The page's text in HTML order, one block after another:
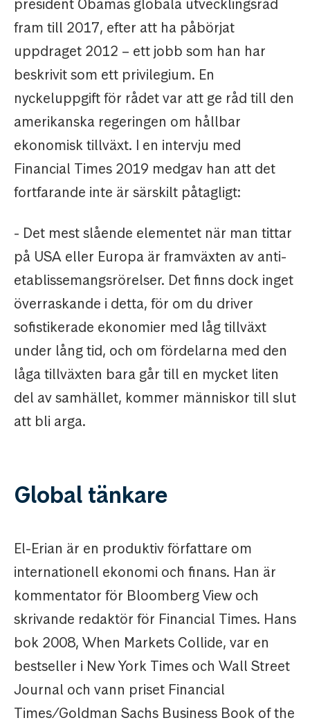
president Obamas globala utvecklingsråd
fram till 2017, efter att ha påbörjat
uppdraget 2012 – ett jobb som han har
beskrivit som ett privilegium. En
nyckeluppgift för rådet var att ge råd till den
amerikanska regeringen om hållbar
ekonomisk tillväxt. I en intervju med
Financial Times 2019 medgav han att det
fortfarande inte är särskilt påtagligt:
- Det mest slående elementet när man tittar
på USA eller Europa är framväxten av anti-
etablissemangsrörelser. Det finns dock inget
överraskande i detta, för om du driver
sofistikerade ekonomier med låg tillväxt
under lång tid, och om fördelarna med den
låga tillväxten bara går till en mycket liten
del av samhället, kommer människor till slut
att bli arga.
Global tänkare
El-Erian är en produktiv författare om
internationell ekonomi och finans. Han är
kommentator för Bloomberg View och
skrivande redaktör för Financial Times. Hans
bok 2008, When Markets Collide, var en
bestseller i New York Times och Wall Street
Journal och vann priset Financial
Times/Goldman Sachs Business Book of the